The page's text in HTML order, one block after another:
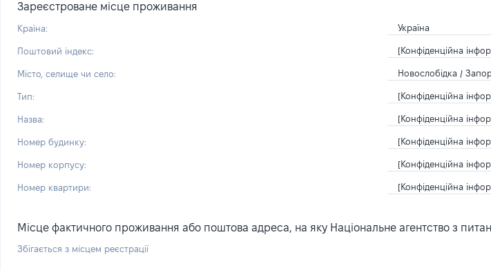
Зареєстроване місце проживання
Країна: Україна
Поштовий індекс: [Конфіденційна
Місто, селище чи село: Новослобідка /
Тип: [Конфіденційна
Назва: [Конфіденційна
Номер будинку: [Конфіденційна
Номер корпусу: [Конфіденційна
Номер квартири: [Конфіденційна
Місце фактичного проживання або поштова адреса, на яку Національне агентство з
Збігається з місцем реєстрації